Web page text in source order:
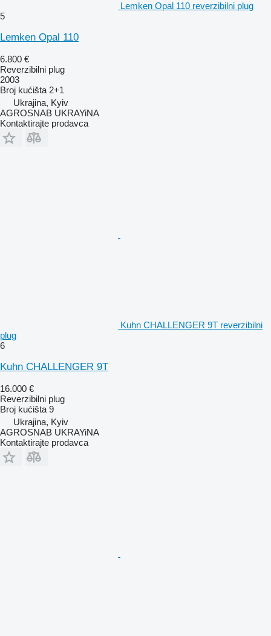
Lemken Opal 110 reverzibilni plug
5
Lemken Opal 110
6.800 €
Reverzibilni plug
2003
Broj kućišta 2+1
Ukrajina, Kyiv
AGROSNAB UKRAYiNA
Kontaktirajte prodavca
Kuhn CHALLENGER 9T reverzibilni
plug
6
Kuhn CHALLENGER 9T
16.000 €
Reverzibilni plug
Broj kućišta 9
Ukrajina, Kyiv
AGROSNAB UKRAYiNA
Kontaktirajte prodavca